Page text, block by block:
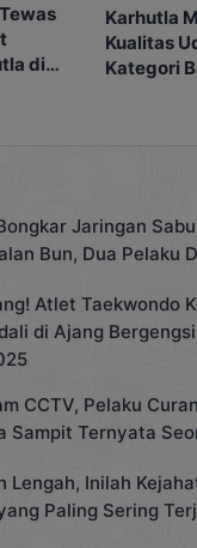
di
Karhutla
Kualitas
Kategori
Jaringan
Bun, Dua Pelaku
Atlet Taekwondo
di Ajang
CCTV, Pelaku
Sampit Ternyata
Lengah, Inilah
Paling Sering